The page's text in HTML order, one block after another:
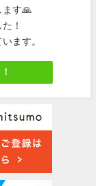
ます🙏
！
ます。